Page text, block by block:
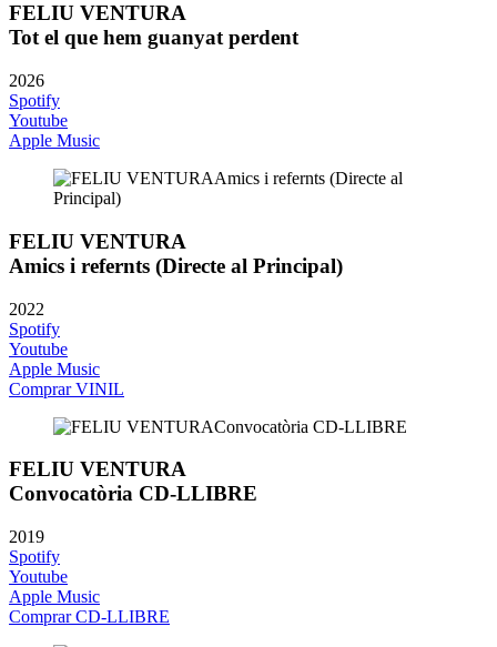
FELIU VENTURA
Tot el que hem guanyat perdent
2026
Spotify
Youtube
Apple Music
FELIU VENTURA
Amics i refernts (Directe al Principal)
2022
Spotify
Youtube
Apple Music
Comprar VINIL
FELIU VENTURA
Convocatòria CD-LLIBRE
2019
Spotify
Youtube
Apple Music
Comprar CD-LLIBRE